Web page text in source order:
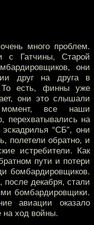
много проблем.
с Гатчины, Старой
они
друг на друга в
есть, финны уже
они это слышали
все наши
перехватывались на
“СБ”, они
полетели обратно, и
истребители. Как
пути и потери
бомбардировщиков.
декабря, стали
бомбардировщики.
авиации оказало
на ход войны.